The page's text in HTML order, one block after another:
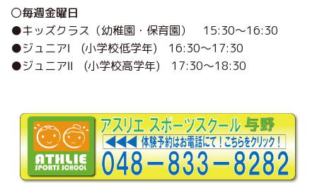
〇毎週金曜日
●キッズクラス（幼稚園・保育園） 15:30～16:30
●ジュニアⅠ (小学校低学年) 16:30～17:30
●ジュニアⅡ (小学校高学年) 17:30～18:30